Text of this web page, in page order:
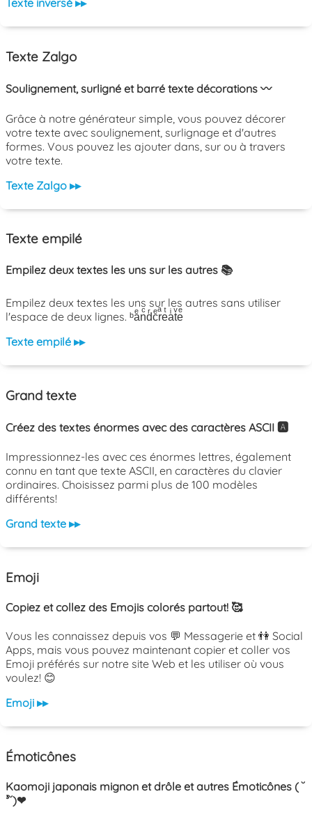
Texte inversé ▸▸
Texte Zalgo
Soulignement, surligné et barré texte décorations 〰️
Grâce à notre générateur simple, vous pouvez décorer
votre texte avec soulignement, surlignage et d'autres
formes. Vous pouvez les ajouter dans, sur ou à travers
votre texte.
Texte Zalgo ▸▸
Texte empilé
Empilez deux textes les uns sur les autres 📚
Empilez deux textes les uns sur les autres sans utiliser
l'espace de deux lignes. ᵇaͤnͨdͬcͤrͣeͭaͥtͮeͤ
Texte empilé ▸▸
Grand texte
Créez des textes énormes avec des caractères ASCII 🅰️
Impressionnez-les avec ces énormes lettres, également
connu en tant que texte ASCII, en caractères du clavier
ordinaires. Choisissez parmi plus de 100 modèles
différents!
Grand texte ▸▸
Emoji
Copiez et collez des Emojis colorés partout! 🥰
Vous les connaissez depuis vos 💬 Messagerie et 👫 Social
Apps, mais vous pouvez maintenant copier et coller vos
Emoji préférés sur notre site Web et les utiliser où vous
voulez! 😊
Emoji ▸▸
Émoticônes
Kaomoji japonais mignon et drôle et autres Émoticônes ( ˘
³˘)❤